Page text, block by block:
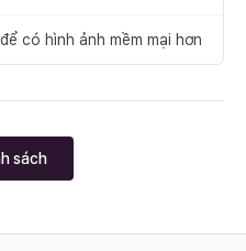
có hình ảnh mềm mại hơn
sách